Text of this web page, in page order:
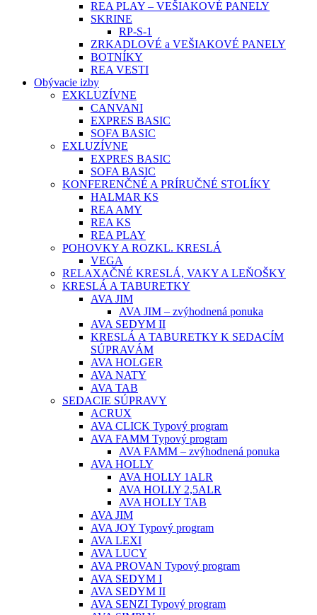
REA PLAY – VEŠIAKOVÉ PANELY
SKRINE
RP-S-1
ZRKADLOVÉ a VEŠIAKOVÉ PANELY
BOTNÍKY
REA VESTI
Obývacie izby
EXKLUZÍVNE
CANVANI
EXPRES BASIC
SOFA BASIC
EXLUZÍVNE
EXPRES BASIC
SOFA BASIC
KONFERENČNÉ A PRÍRUČNÉ STOLÍKY
HALMAR KS
REA AMY
REA KS
REA PLAY
POHOVKY A ROZKL. KRESLÁ
VEGA
RELAXAČNÉ KRESLÁ, VAKY A LEŇOŠKY
KRESLÁ A TABURETKY
AVA JIM
AVA JIM – zvýhodnená ponuka
AVA SEDYM II
KRESLÁ A TABURETKY K SEDACÍM
SÚPRAVÁM
AVA HOLGER
AVA NATY
AVA TAB
SEDACIE SÚPRAVY
ACRUX
AVA CLICK Typový program
AVA FAMM Typový program
AVA FAMM – zvýhodnená ponuka
AVA HOLLY
AVA HOLLY 1ALR
AVA HOLLY 2,5ALR
AVA HOLLY TAB
AVA JIM
AVA JOY Typový program
AVA LEXI
AVA LUCY
AVA PROVAN Typový program
AVA SEDYM I
AVA SEDYM II
AVA SENZI Typový program